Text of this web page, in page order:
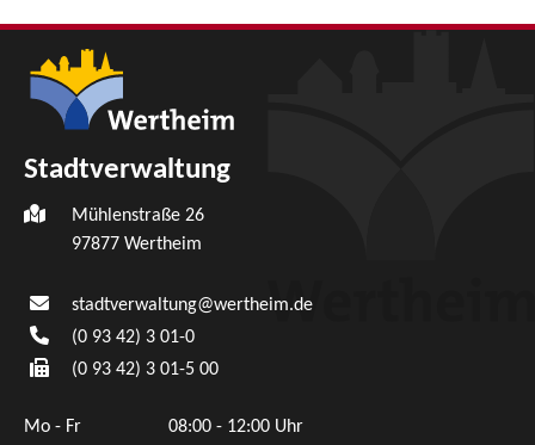
Stadtverwaltung
Mühlenstraße 26
97877 Wertheim
stadtverwaltung@wertheim.de
(0 93 42) 3 01-0
(0 93 42) 3 01-5 00
Mo - Fr
08:00 - 12:00 Uhr